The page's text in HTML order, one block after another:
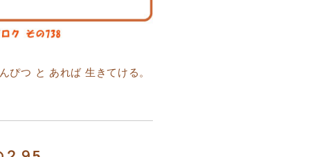
ぴつ と あれば 生きてける。